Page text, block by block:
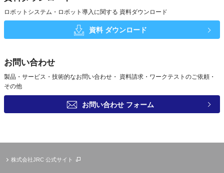
ロボットシステム・ロボット導入に関する 資料ダウンロード
資料 ダウンロード
お問い合わせ
製品・サービス・技術的なお問い合わせ・
資料請求・ワークテストのご依頼・
その他
お問い合わせ フォーム
株式会社JRC 公式サイト